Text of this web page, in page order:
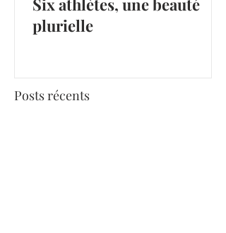
Six athlètes, une beauté
plurielle
Posts récents